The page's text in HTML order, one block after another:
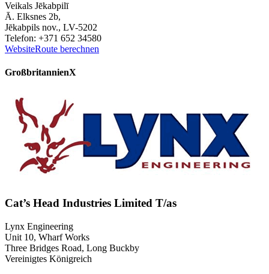
Veikals Jēkabpilī
Ā. Elksnes 2b,
Jēkabpils nov., LV-5202
Telefon: +371 652 34580
WebsiteRoute berechnen
GroßbritannienX
Cat’s Head Industries Limited T/as
Lynx Engineering
Unit 10, Wharf Works
Three Bridges Road, Long Buckby
Vereinigtes Königreich